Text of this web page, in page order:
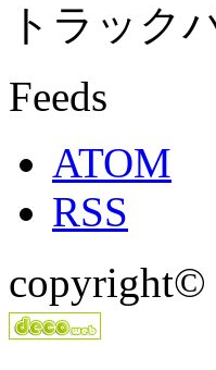
トラック
Feeds
ATOM
RSS
copyright©